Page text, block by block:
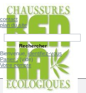
contact
plan du site
Bienvenue,identifiez-vous
Panier : (vide)
Votre compte
CATÉGORIES
Chaussures femmes
Bottes